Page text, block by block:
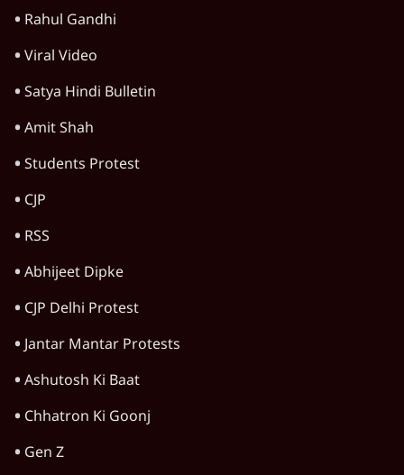
Rahul Gandhi
Viral Video
Satya Hindi Bulletin
Amit Shah
Students Protest
CJP
RSS
Abhijeet Dipke
CJP Delhi Protest
Jantar Mantar Protests
Ashutosh Ki Baat
Chhatron Ki Goonj
Gen Z